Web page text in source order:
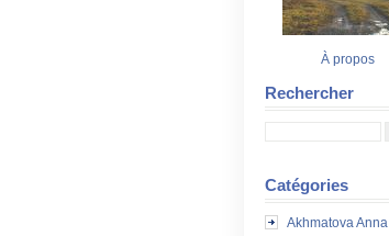
À propos
Rechercher
Catégories
Akhmatova Anna